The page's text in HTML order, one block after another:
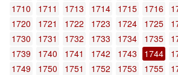
1710
1711 1713 1714 1715 1716
1720
1721 1722 1723 1724 1725
1730
1731 1732 1733 1734 1735
1739
1740 1741 1742 1743 1744
1749
1750 1751 1752 1753 1755